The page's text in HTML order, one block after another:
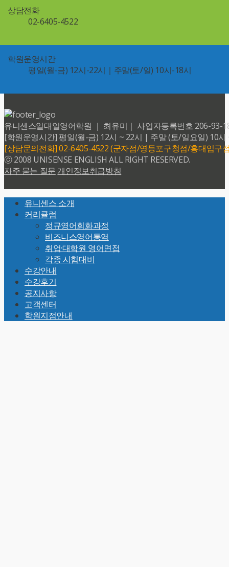
상담전화
02-6405-4522
학원운영시간
평일(월-금) 12시-22시｜주말(토/일) 10시-18시
유니센스일대일영어학원 ｜ 최유미｜ 사업자등록번호 206-93-
[학원운영시간] 평일(월-금) 12시 ~ 22시 | 주말 (토/일요일) 10시
[상담문의전화] 02-6405-4522 (군자점/영등포구청점/홍대입구
ⓒ 2008 UNISENSE ENGLISH ALL RIGHT RESERVED.
자주 묻는 질문 개인정보취급방침
Top
유니센스 소개
커리큘럼
정규영어회화과정
비즈니스영어통역
취업·대학원 영어면접
각종 시험대비
수강안내
수강후기
공지사항
고객센터
학원지점안내